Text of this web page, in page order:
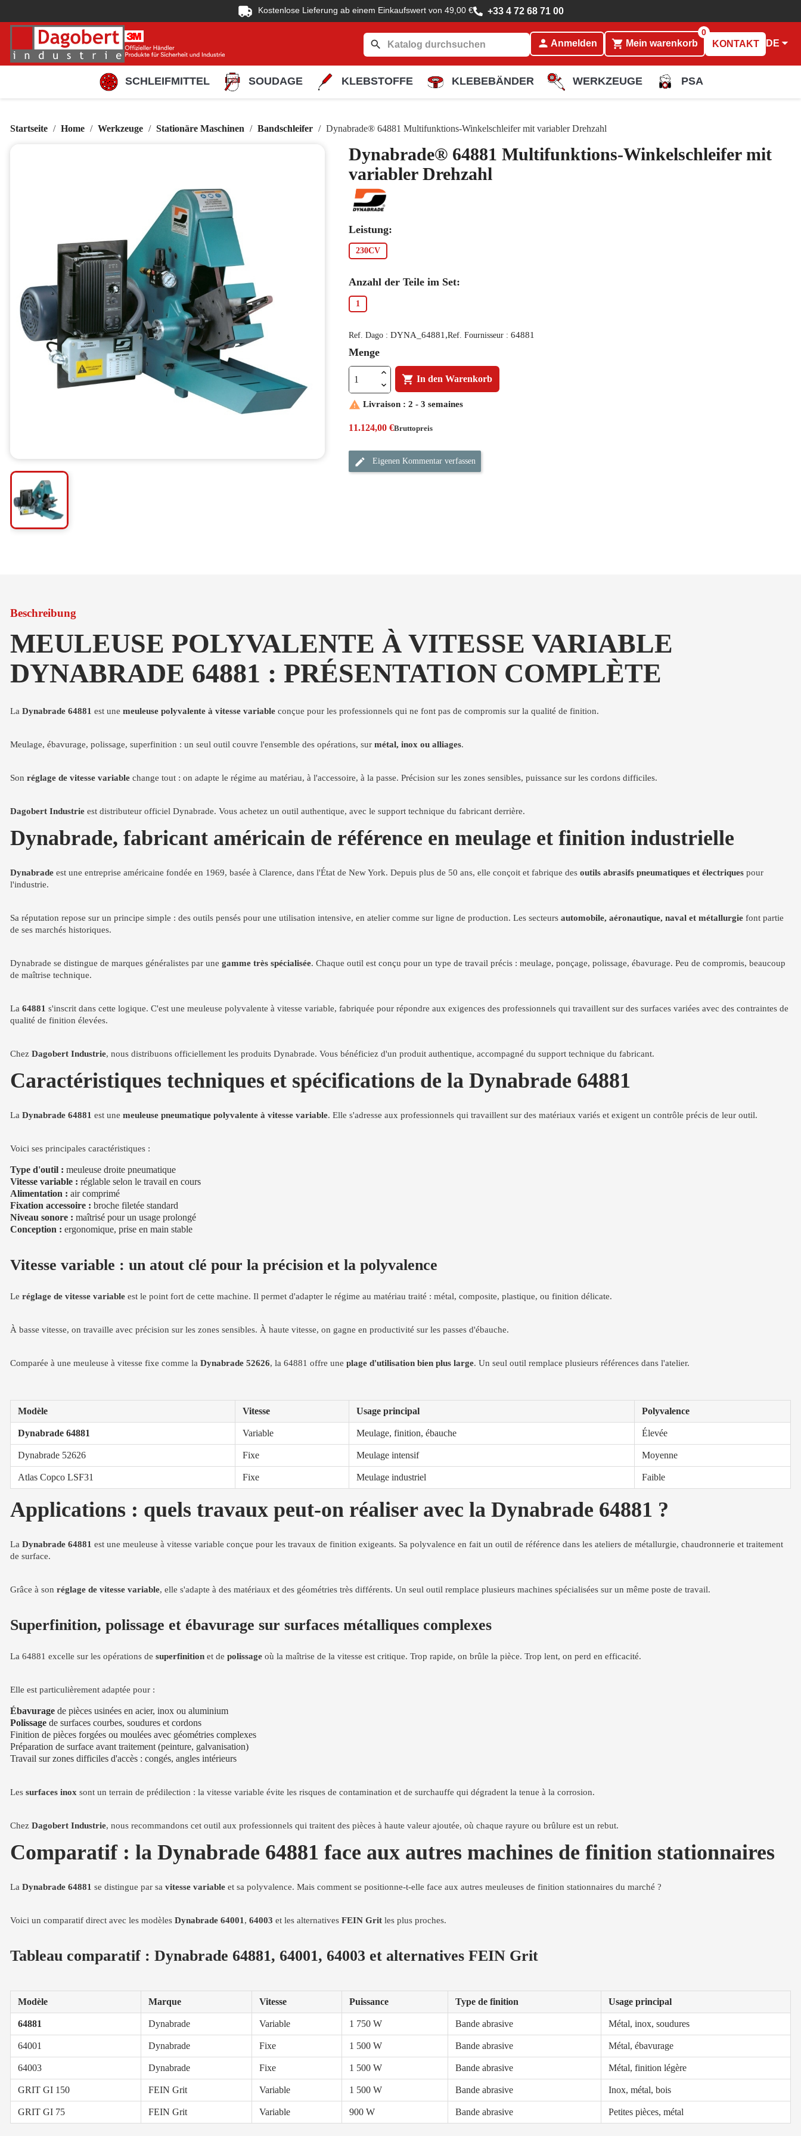
Kostenlose Lieferung ab einem Einkaufswert von 49,00 € +33 4 72 68 71 00
search person Anmelden shopping_cart Mein warenkorb
0
KONTAKT DE
SCHLEIFMITTEL SOUDAGE KLEBSTOFFE KLEBEBÄNDER WERKZEUGE PSA
Startseite Home Werkzeuge Stationäre Maschinen Bandschleifer Dynabrade® 64881 Multifunktions-Winkelschleifer mit variabler Drehzahl
Dynabrade® 64881 Multifunktions-Winkelschleifer mit
variabler Drehzahl
Leistung:
230CV
Anzahl der Teile im Set:
1
Ref. Dago : DYNA_64881,Ref. Fournisseur : 64881
Menge
 In den Warenkorb
 Livraison : 2 - 3 semaines
11.124,00 €Bruttopreis
Eigenen Kommentar verfassen
Beschreibung
MEULEUSE POLYVALENTE À VITESSE VARIABLE
DYNABRADE 64881 : PRÉSENTATION COMPLÈTE
La Dynabrade 64881 est une meuleuse polyvalente à vitesse variable conçue pour les professionnels qui ne font pas de compromis sur la qualité de finition.
Meulage, ébavurage, polissage, superfinition : un seul outil couvre l'ensemble des opérations, sur métal, inox ou alliages.
Son réglage de vitesse variable change tout : on adapte le régime au matériau, à l'accessoire, à la passe. Précision sur les zones sensibles, puissance sur les cordons difficiles.
Dagobert Industrie est distributeur officiel Dynabrade. Vous achetez un outil authentique, avec le support technique du fabricant derrière.
Dynabrade, fabricant américain de référence en meulage et finition industrielle
Dynabrade est une entreprise américaine fondée en 1969, basée à Clarence, dans l'État de New York. Depuis plus de 50 ans, elle conçoit et fabrique des outils abrasifs pneumatiques et électriques pour
l'industrie.
Sa réputation repose sur un principe simple : des outils pensés pour une utilisation intensive, en atelier comme sur ligne de production. Les secteurs automobile, aéronautique, naval et métallurgie font partie
de ses marchés historiques.
Dynabrade se distingue de marques généralistes par une gamme très spécialisée. Chaque outil est conçu pour un type de travail précis : meulage, ponçage, polissage, ébavurage. Peu de compromis, beaucoup
de maîtrise technique.
La 64881 s'inscrit dans cette logique. C'est une meuleuse polyvalente à vitesse variable, fabriquée pour répondre aux exigences des professionnels qui travaillent sur des surfaces variées avec des contraintes de
qualité de finition élevées.
Chez Dagobert Industrie, nous distribuons officiellement les produits Dynabrade. Vous bénéficiez d'un produit authentique, accompagné du support technique du fabricant.
Caractéristiques techniques et spécifications de la Dynabrade 64881
La Dynabrade 64881 est une meuleuse pneumatique polyvalente à vitesse variable. Elle s'adresse aux professionnels qui travaillent sur des matériaux variés et exigent un contrôle précis de leur outil.
Voici ses principales caractéristiques :
Type d'outil : meuleuse droite pneumatique
Vitesse variable : réglable selon le travail en cours
Alimentation : air comprimé
Fixation accessoire : broche filetée standard
Niveau sonore : maîtrisé pour un usage prolongé
Conception : ergonomique, prise en main stable
Vitesse variable : un atout clé pour la précision et la polyvalence
Le réglage de vitesse variable est le point fort de cette machine. Il permet d'adapter le régime au matériau traité : métal, composite, plastique, ou finition délicate.
À basse vitesse, on travaille avec précision sur les zones sensibles. À haute vitesse, on gagne en productivité sur les passes d'ébauche.
Comparée à une meuleuse à vitesse fixe comme la Dynabrade 52626, la 64881 offre une plage d'utilisation bien plus large. Un seul outil remplace plusieurs références dans l'atelier.
Modèle Vitesse Usage principal Polyvalence
Dynabrade 64881 Variable Meulage, finition, ébauche Élevée
Dynabrade 52626 Fixe Meulage intensif Moyenne
Atlas Copco LSF31 Fixe Meulage industriel Faible
Applications : quels travaux peut-on réaliser avec la Dynabrade 64881 ?
La Dynabrade 64881 est une meuleuse à vitesse variable conçue pour les travaux de finition exigeants. Sa polyvalence en fait un outil de référence dans les ateliers de métallurgie, chaudronnerie et traitement
de surface.
Grâce à son réglage de vitesse variable, elle s'adapte à des matériaux et des géométries très différents. Un seul outil remplace plusieurs machines spécialisées sur un même poste de travail.
Superfinition, polissage et ébavurage sur surfaces métalliques complexes
La 64881 excelle sur les opérations de superfinition et de polissage où la maîtrise de la vitesse est critique. Trop rapide, on brûle la pièce. Trop lent, on perd en efficacité.
Elle est particulièrement adaptée pour :
Ébavurage de pièces usinées en acier, inox ou aluminium
Polissage de surfaces courbes, soudures et cordons
Finition de pièces forgées ou moulées avec géométries complexes
Préparation de surface avant traitement (peinture, galvanisation)
Travail sur zones difficiles d'accès : congés, angles intérieurs
Les surfaces inox sont un terrain de prédilection : la vitesse variable évite les risques de contamination et de surchauffe qui dégradent la tenue à la corrosion.
Chez Dagobert Industrie, nous recommandons cet outil aux professionnels qui traitent des pièces à haute valeur ajoutée, où chaque rayure ou brûlure est un rebut.
Comparatif : la Dynabrade 64881 face aux autres machines de finition stationnaires
La Dynabrade 64881 se distingue par sa vitesse variable et sa polyvalence. Mais comment se positionne-t-elle face aux autres meuleuses de finition stationnaires du marché ?
Voici un comparatif direct avec les modèles Dynabrade 64001, 64003 et les alternatives FEIN Grit les plus proches.
Tableau comparatif : Dynabrade 64881, 64001, 64003 et alternatives FEIN Grit
Modèle Marque Vitesse Puissance Type de finition Usage principal
64881 Dynabrade Variable 1 750 W Bande abrasive Métal, inox, soudures
64001 Dynabrade Fixe 1 500 W Bande abrasive Métal, ébavurage
64003 Dynabrade Fixe 1 500 W Bande abrasive Métal, finition légère
GRIT GI 150 FEIN Grit Variable 1 500 W Bande abrasive Inox, métal, bois
GRIT GI 75 FEIN Grit Variable 900 W Bande abrasive Petites pièces, métal